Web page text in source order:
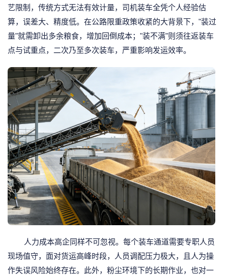
艺限制，传统方式无法有效计量，司机装车全凭个人经验估
算，误差大、精度低。在公路限重政策收紧的大背景下，"装过
量"就需卸出多余粮食，增加回倒成本；"装不满"则须往返装车
点与试重点，二次乃至多次装车，严重影响发运效率。
人力成本高企同样不可忽视。每个装车通道需要专职人员
现场值守，面对货运高峰时段，人员调配压力极大，且人为操
作失误风险始终存在。此外，粉尘环境下的长期作业，也对一